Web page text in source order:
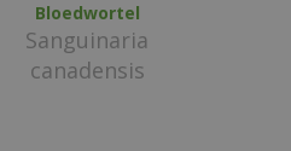
Bloedwortel
Sanguinaria
canadensis